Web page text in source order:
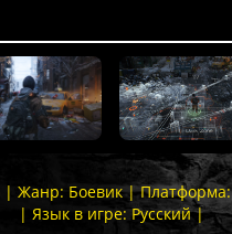
| Жанр: Боевик |
| Язык в игре: Русский |